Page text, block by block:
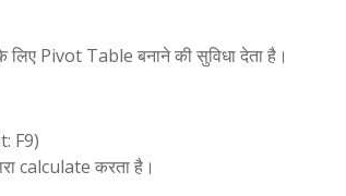
Pivot Table बनाने की सुविधा देता है।
F9)
calculate करता है।